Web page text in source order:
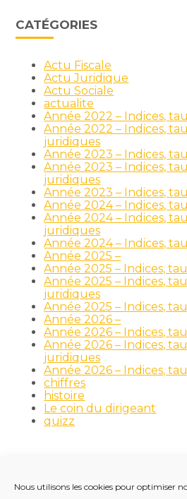
Nous utilisons les cookies pour optimiser
CATÉGORIES
Actu Fiscale
Actu Juridique
Actu Sociale
actualite
Année 2022 – Indices,
Année 2022 – Indices,
juridiques
Année 2023 – Indices,
Année 2023 – Indices,
juridiques
Année 2023 – Indices,
Année 2024 – Indices,
Année 2024 – Indices,
juridiques
Année 2024 – Indices,
Année 2025 –
Année 2025 – Indices,
Année 2025 – Indices,
juridiques
Année 2025 – Indices,
Année 2026 –
Année 2026 – Indices,
Année 2026 – Indices,
juridiques
Année 2026 – Indices,
chiffres
histoire
Le coin du dirigeant
quizz